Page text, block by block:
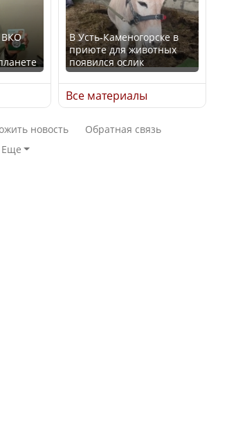
Луну признали объектом
культурного наследия,
находящегося под
угрозой исчезновения
ВКО
В Усть-Каменогорске в
приюте для животных
появился ослик
Все материалы
новость
Обратная связь
Еще